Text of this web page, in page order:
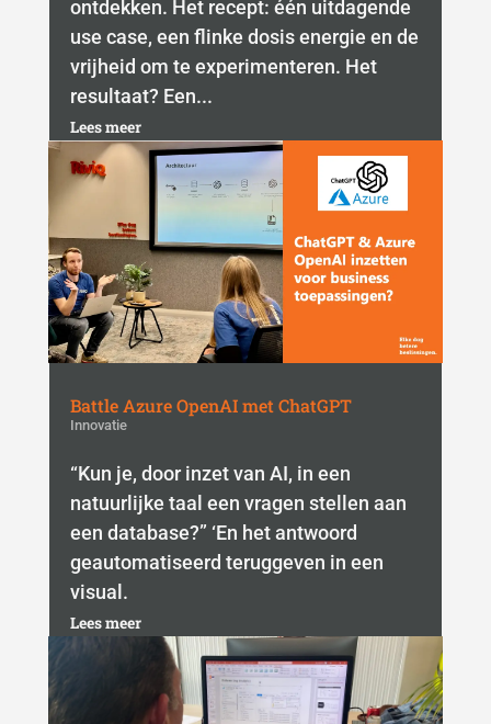
ontdekken. Het recept: één uitdagende
use case, een flinke dosis energie en de
vrijheid om te experimenteren. Het
resultaat? Een...
Lees meer
Battle Azure OpenAI met ChatGPT
Innovatie
“Kun je, door inzet van AI, in een
natuurlijke taal een vragen stellen aan
een database?” ‘En het antwoord
geautomatiseerd teruggeven in een
visual.
Lees meer